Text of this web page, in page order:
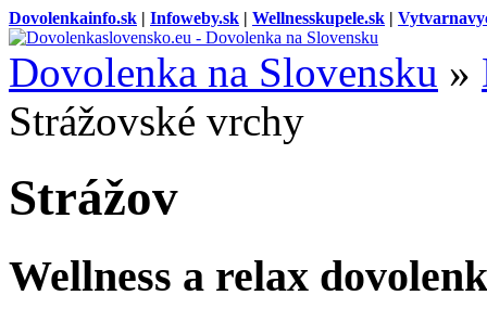
Dovolenkainfo.sk | Infoweby.sk | Wellnesskupele.sk |
Dovolenka na Slovensku »
Strážovské vrchy
Strážov
Wellness a relax